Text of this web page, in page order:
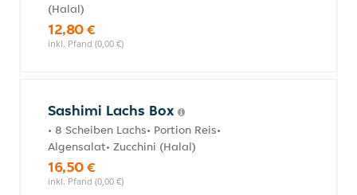
(Halal)
12,80 €
inkl. Pfand (0,00 €)
Sashimi Lachs Box
• 8 Scheiben Lachs• Portion Reis•
Algensalat• Zucchini (Halal)
16,50 €
inkl. Pfand (0,00 €)